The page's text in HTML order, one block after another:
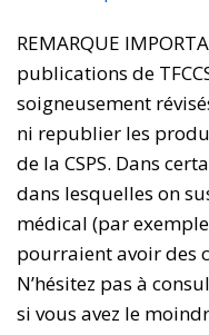
REMARQUE
publications de
soigneusement
ni republier les
de la CSPS. Dans
dans lesquelles on
médical (par
pourraient avoir des
N’hésitez pas à
si vous avez le